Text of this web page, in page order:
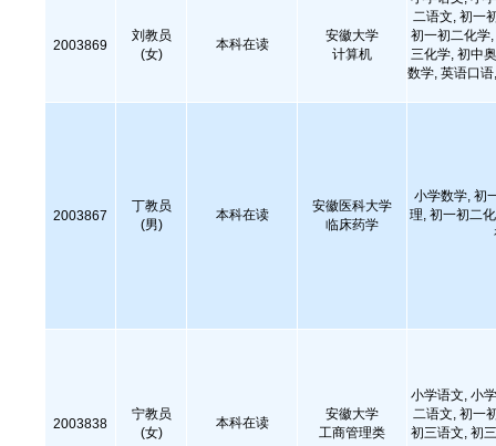
2003869
刘教员
(女)
本科在读
安徽大学
计算机
二语文, 初一
初一初二化学
三化学, 初中
数学, 英语口
2003867
丁教员
(男)
本科在读
安徽医科大学
临床药学
小学数学, 初
理, 初一初二
2003838
宁教员
(女)
本科在读
安徽大学
工商管理类
小学语文, 小
二语文, 初一
初三语文, 初